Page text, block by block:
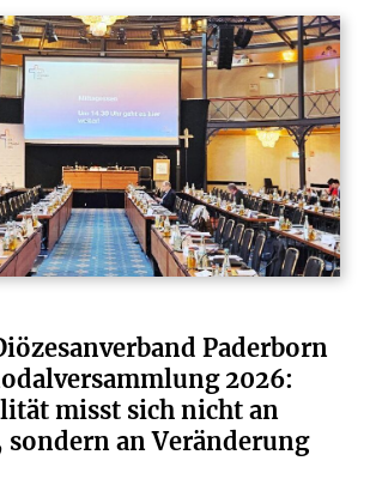
Paderborn
2026:
misst sich nicht an
sondern an Veränderung